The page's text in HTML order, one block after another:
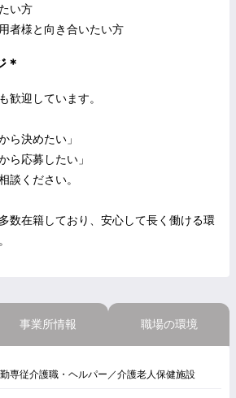
い方
者様と向き合いたい方
＊
歓迎しています。
ら決めたい」
ら応募したい」
談ください。
数在籍しており、安心して長く働ける環
事業所情報 職場の環境
専従介護職・ヘルパー／介護老人保健施設